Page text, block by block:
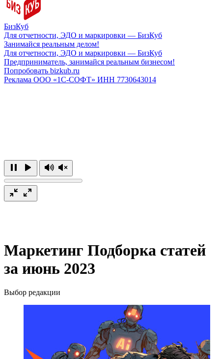
БизКуб
Для отчетности, ЭДО и маркировки — БизКуб
Занимайся реальным делом!
Для отчетности, ЭДО и маркировки — БизКуб
Предприниматель, занимайся реальным бизнесом!
Попробовать bizkub.ru
Реклама ООО «1С-СОФТ» ИНН 7730643014
Маркетинг Подборка статей
за июнь 2023
Выбор редакции